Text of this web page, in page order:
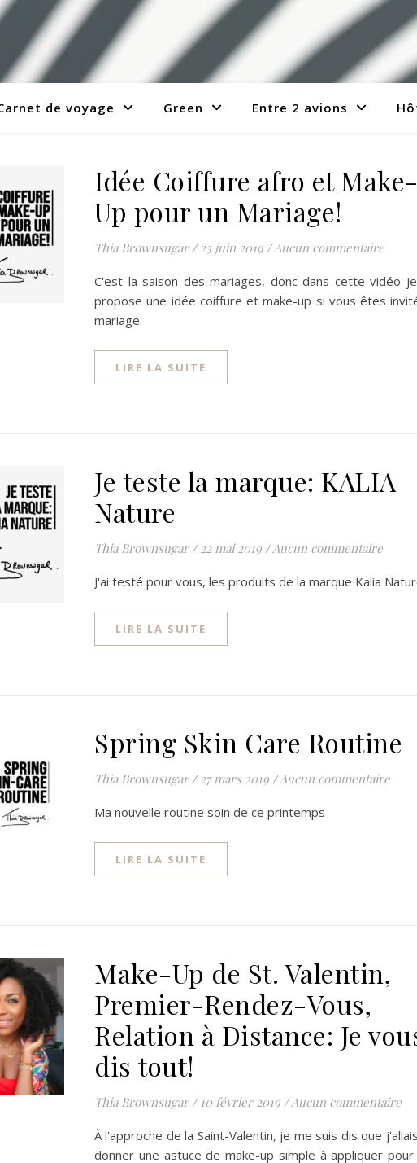
de voyage Green Entre 2 avions
Idée Coiffure afro et Make-
Up pour un Mariage!
Thia Brownsugar / 23 juin 2019 /Aucun commentaire
C'est la saison des mariages, donc dans cette vidéo
propose une idée coiffure et make-up si vous êtes
mariage.
LIRE LA SUITE
Je teste la marque: KALIA
Nature
Thia Brownsugar / 22 mai 2019 /Aucun commentaire
J'ai testé pour vous, les produits de la marque Kalia
LIRE LA SUITE
Spring Skin Care Routine
Thia Brownsugar / 27 mars 2019 /Aucun commentaire
Ma nouvelle routine soin de ce printemps
LIRE LA SUITE
Make-Up de St. Valentin,
Premier-Rendez-Vous,
Relation à Distance: Je
dis tout!
Thia Brownsugar / 10 février 2019 /Aucun commentaire
À l'approche de la Saint-Valentin, je me suis dis que
donner une astuce de make-up simple à appliquer